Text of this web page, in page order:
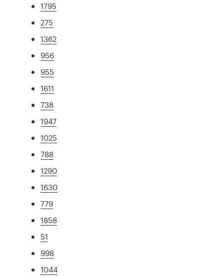
1795
275
1362
956
955
1611
738
1947
1025
788
1290
1630
779
1858
51
998
1044